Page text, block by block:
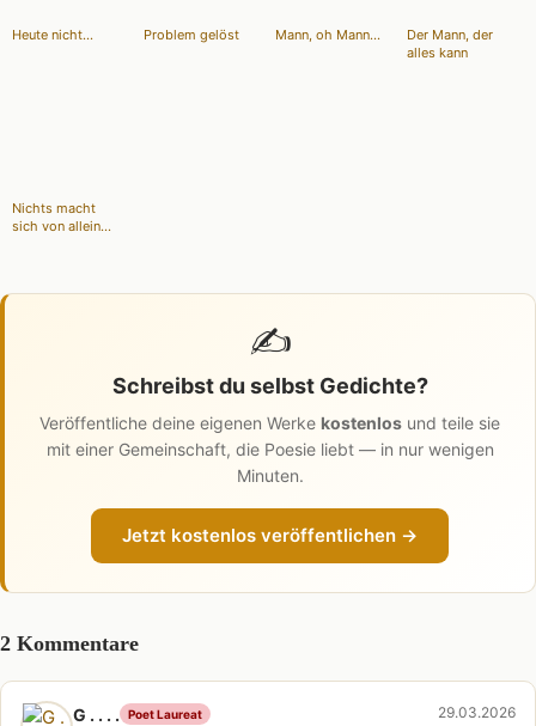
Heute nicht... Problem gelöst Mann, oh Mann...
Der Mann, der
alles kann
Nichts macht
sich von allein...
✍️
Schreibst du selbst Gedichte?
Veröffentliche deine eigenen Werke kostenlos und teile sie
mit einer Gemeinschaft, die Poesie liebt — in nur wenigen
Minuten.
Jetzt kostenlos veröffentlichen →
2 Kommentare
G . . . . Poet Laureat 29.03.2026